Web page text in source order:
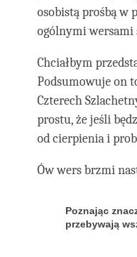
osobistą prośbą w
ogólnymi
Chciałbym
Podsumowuje on
Czterech
prostu, że jeśli
od cierpienia i
Ów wers brzmi
Poznając
przebywają